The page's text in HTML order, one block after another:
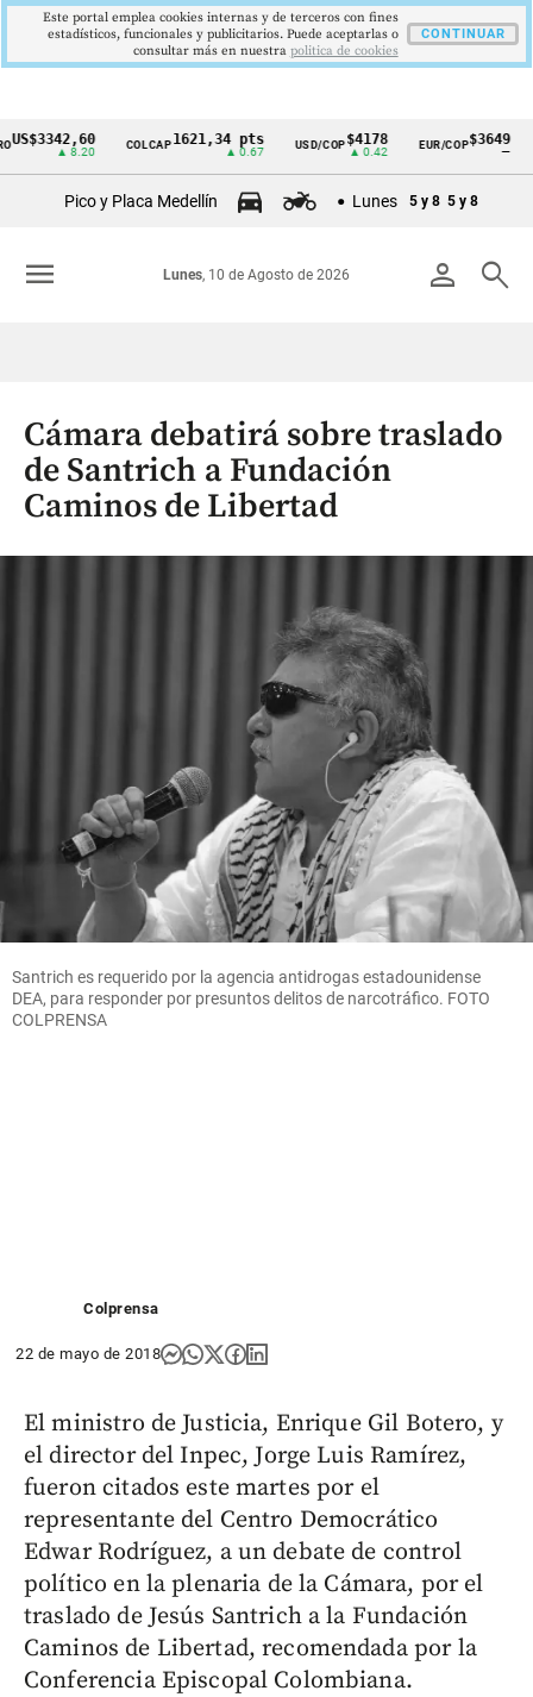
Cintillo
Colombia
▲ 8.20
COLCAP1621,34 pts
▲ 0.67
USD/COP$4178
▲ 0.42
EUR/COP$3649
Pico y Placa Medellín Lunes 5 y 8 5 y 8
person search
Lunes, 10 de Agosto de 2026
menu
Cámara debatirá sobre traslado
de Santrich a Fundación
Caminos de Libertad
Santrich es requerido por la agencia antidrogas estadounidense
DEA, para responder por presuntos delitos de narcotráfico. FOTO
COLPRENSA
Colprensa
22 de mayo de 2018
El ministro de Justicia, Enrique Gil Botero, y
el director del Inpec, Jorge Luis Ramírez,
fueron citados este martes por el
representante del Centro Democrático
Edwar Rodríguez, a un debate de control
político en la plenaria de la Cámara, por el
traslado de Jesús Santrich a la Fundación
Caminos de Libertad, recomendada por la
Conferencia Episcopal Colombiana.
Este portal emplea cookies internas y de terceros con fines
estadísticos, funcionales y publicitarios. Puede aceptarlas o
consultar más en nuestra politica de cookies
CONTINUAR